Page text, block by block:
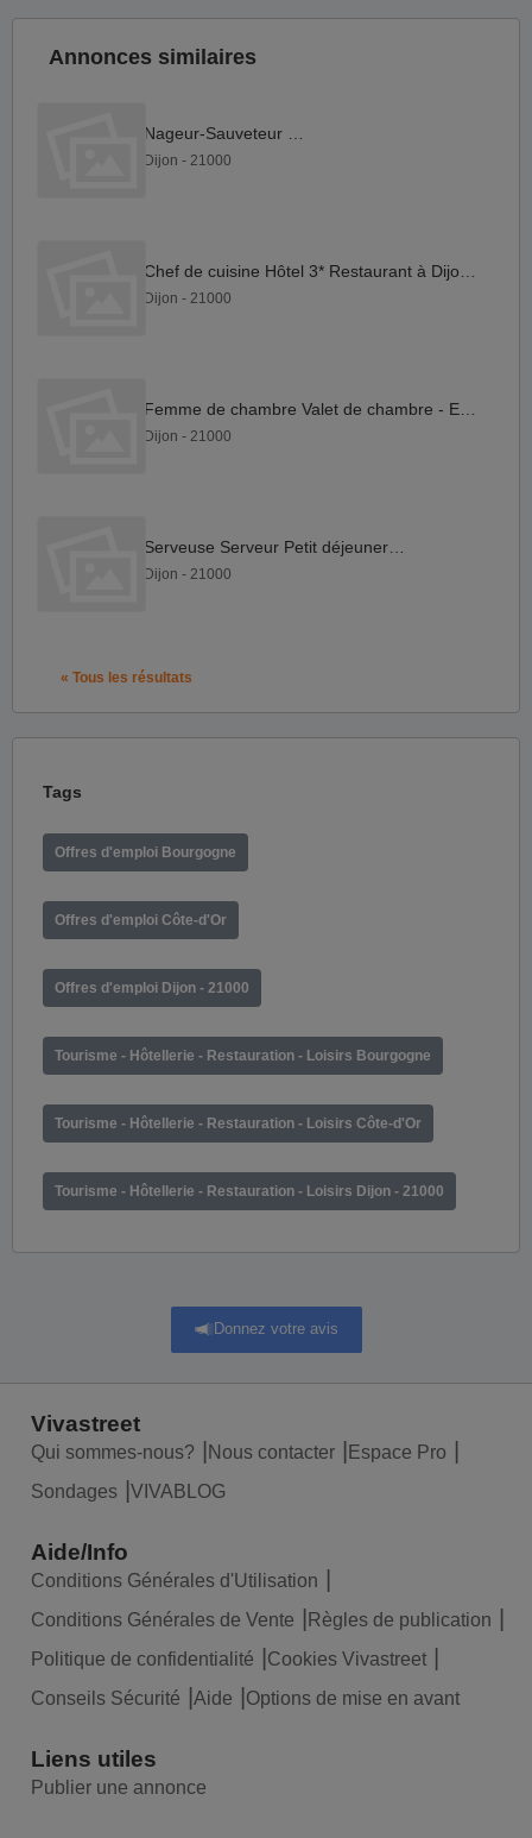
Annonces similaires
Dijon - 21000
Dijon - 21000
Dijon - 21000
Dijon - 21000
« Tous les résultats
Tags
Offres d'emploi Bourgogne
Offres d'emploi Côte-d'Or
Offres d'emploi Dijon - 21000
Tourisme - Hôtellerie - Restauration - Loisirs Bourgogne
Tourisme - Hôtellerie - Restauration - Loisirs Côte-d'Or
Tourisme - Hôtellerie - Restauration - Loisirs Dijon - 21000
Donnez votre avis
Vivastreet
Qui sommes-nous? Nous contacter
Espace Pro
Sondages
VIVABLOG
Aide/Info
Conditions Générales d'Utilisation
Conditions Générales de Vente
Règles de publication
Politique de confidentialité
Cookies Vivastreet
Conseils Sécurité
Aide Options de mise en avant
Liens utiles
Publier une annonce